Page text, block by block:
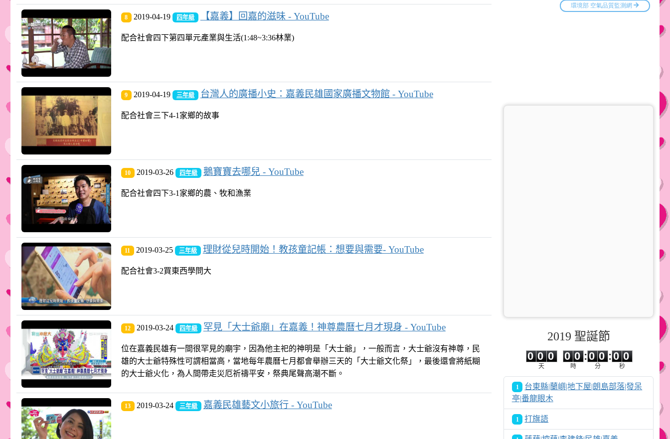
8 2019-04-19 四年級 【嘉義】回嘉的滋味 - YouTube
配合社會四下第四單元產業與生活(1:48~3:36林業)
9 2019-04-19 三年級 台灣人的廣播小史：嘉義民雄國家廣播文物館 - YouTube
配合社會三下4-1家鄉的故事
10 2019-03-26 四年級 鵝寶寶去哪兒 - YouTube
配合社會四下3-1家鄉的農、牧和漁業
11 2019-03-25 三年級 理財從兒時開始！教孩童記帳：想要與需要- YouTube
配合社會3-2買東西學問大
12 2019-03-24 四年級 罕見「大士爺廟」在嘉義！神尊農曆七月才現身 - YouTube
位在嘉義民雄有一間很罕見的廟宇，因為他主祀的神明是「大士爺」，一般而言，大士爺沒有神尊，民
雄的大士爺特殊性可謂相當高，當地每年農曆七月都會舉辦三天的「大士爺文化祭」，最後還會將紙糊
的大士爺火化，為人間帶走災厄祈禱平安，祭典尾聲高潮不斷。
13 2019-03-24 三年級 嘉義民雄藝文小旅行 - YouTube
2019 聖誕節
0 0
0
0
天
0
0
0
0
時
:
0
0
0
0
分
:0 0
秒
1
台東縣|蘭嶼|地下屋|朗島部落|發呆
亭|番龍眼木
1 打旗語